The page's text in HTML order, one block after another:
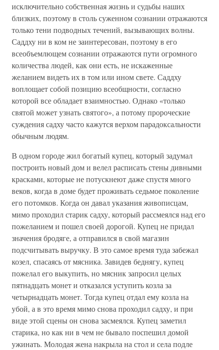
исключительно собственная жизнь и судьбы наших
близких, поэтому в столь суженном сознании отражаются
только тени подводных течений, вызывающих волны.
Саддху ни в ком не заинтересован, поэтому в его
всеобъемлющем сознании отражаются пути огромного
количества людей, как они есть, не искаженные
желанием видеть их в том или ином свете. Саддху
воплощает собой позицию всеобщности, согласно
которой все обладает взаимностью. Однако «только
святой может узнать святого», а потому пророческие
суждения садху часто кажутся верхом парадоксальности
обычным людям.
В одном городе жил богатый купец, который задумал
построить новый дом и велел расписать стены дивными
красками, которые не потускнеют даже спустя много
веков, когда в доме будет проживать седьмое поколение
его потомков. Когда он давал указания живописцам,
мимо проходил старик садху, который рассмеялся над его
пожеланием и пошел своей дорогой. Купец не придал
значения бродяге, а отправился в свой магазин
подсчитывать выручку. В это самое время туда забежал
козел, спасаясь от мясника. Завидев беднягу, купец
пожелал его выкупить, но мясник запросил целых
пятнадцать монет и отказался уступить козла за
четырнадцать монет. Тогда купец отдал ему козла на
убой, а в это время мимо снова проходил садху, и при
виде этой сцены он снова засмеялся. Купец заметил
старика, но как ни в чем не бывало поспешил домой
ужинать. Молодая жена накрыла на стол и села подле